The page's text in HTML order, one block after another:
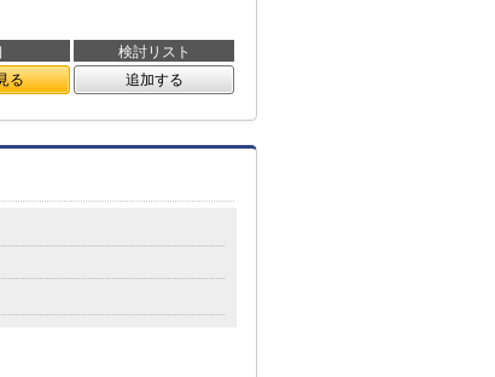
検討リスト
る 追加する